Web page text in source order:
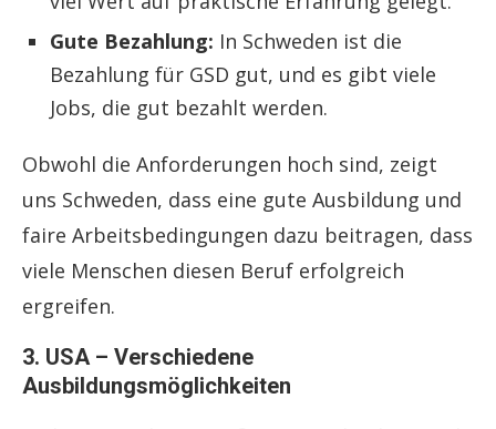
Gute Bezahlung: In Schweden ist die
Bezahlung für GSD gut, und es gibt viele
Jobs, die gut bezahlt werden.
Obwohl die Anforderungen hoch sind, zeigt
uns Schweden, dass eine gute Ausbildung und
faire Arbeitsbedingungen dazu beitragen, dass
viele Menschen diesen Beruf erfolgreich
ergreifen.
3. USA – Verschiedene
Ausbildungsmöglichkeiten